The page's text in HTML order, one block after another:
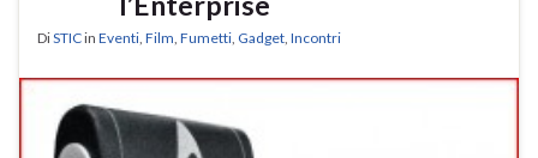
DiSTICin Eventi Film Fumetti Gadget Incontri